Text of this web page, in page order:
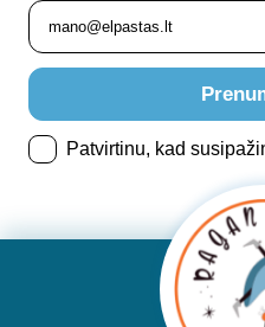
Patvirtinu, kad